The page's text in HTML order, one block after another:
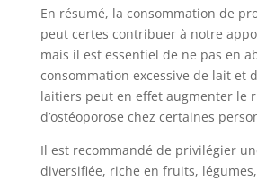
En résumé, la consommation de
peut certes contribuer à notre
mais il est essentiel de ne pas en
consommation excessive de lait et
laitiers peut en effet augmenter le
d’ostéoporose chez certaines
Il est recommandé de privilégier
diversifiée, riche en fruits,